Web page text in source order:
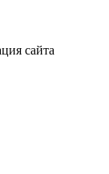
сайта